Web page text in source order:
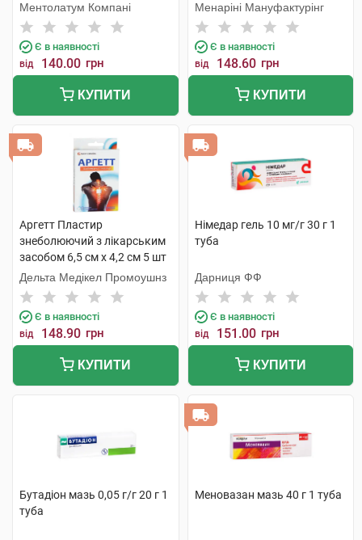
Ментолатум Компані
Є в наявності
від 140.00 грн
КУПИТИ
Менаріні Мануфактурінг
Є в наявності
від 148.60 грн
КУПИТИ
Аргетт Пластир
знеболюючий з лікарським
засобом 6,5 см х 4,2 см 5 шт
Дельта Медікел Промоушнз
Є в наявності
від 148.90 грн
КУПИТИ
Німедар гель 10 мг/г 30 г 1
туба
Дарниця ФФ
Є в наявності
від 151.00 грн
КУПИТИ
Бутадіон мазь 0,05 г/г 20 г 1
туба
Меновазан мазь 40 г 1 туба